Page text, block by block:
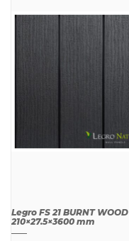
Legro FS 21 BURNT WOOD
210×27.5×3600 mm